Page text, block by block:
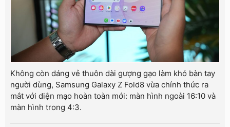
Không còn dáng vẻ thuôn dài gượng gạo làm khó bàn tay
người dùng, Samsung Galaxy Z Fold8 vừa chính thức ra
mắt với diện mạo hoàn toàn mới: màn hình ngoài 16:10 và
màn hình trong 4:3.